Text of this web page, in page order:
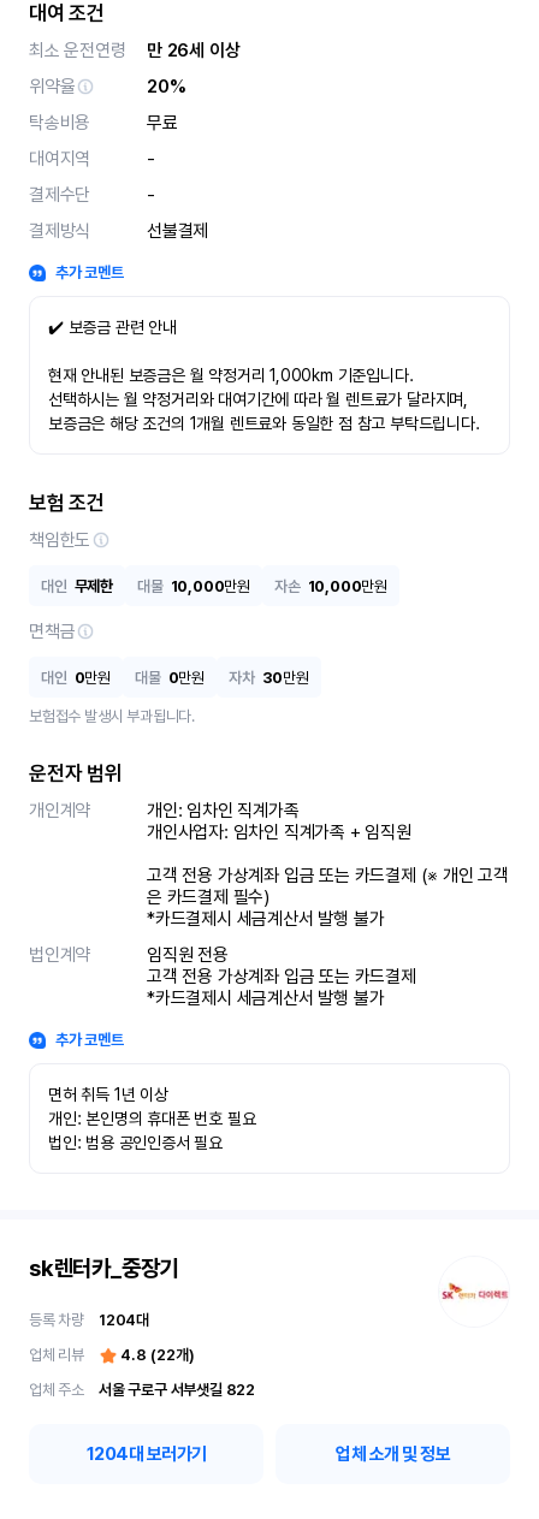
대여 조건
최소 운전연령
만 26세 이상
위약율
20%
탁송비용
무료
대여지역
-
결제수단
-
결제방식
선불결제
추가 코멘트
✔️ 보증금 관련 안내
현재 안내된 보증금은 월 약정거리 1,000km 기준입니다.
선택하시는 월 약정거리와 대여기간에 따라 월 렌트료가 달라지며,
보증금은 해당 조건의 1개월 렌트료와 동일한 점 참고 부탁드립니다.
보험 조건
책임한도
대인 무제한 대물 10,000만원 자손 10,000만원
면책금
대인 0만원 대물 0만원 자차 30만원
보험접수 발생시 부과됩니다.
운전자 범위
개인계약
개인: 임차인 직계가족
개인사업자: 임차인 직계가족 + 임직원
고객 전용 가상계좌 입금 또는 카드결제 (※ 개인 고객
은 카드결제 필수)
*카드결제시 세금계산서 발행 불가
법인계약
임직원 전용
고객 전용 가상계좌 입금 또는 카드결제
*카드결제시 세금계산서 발행 불가
추가 코멘트
면허 취득 1년 이상
개인: 본인명의 휴대폰 번호 필요
법인: 범용 공인인증서 필요
sk렌터카_중장기
등록 차량 1204대
업체 리뷰
4.8 (22개)
업체 주소
서울 구로구 서부샛길 822
1204대 보러가기 업체 소개 및 정보